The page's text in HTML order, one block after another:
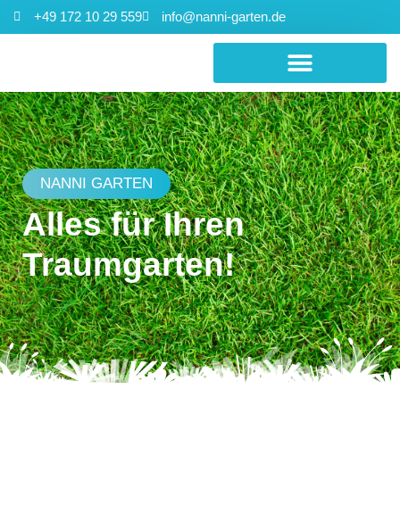
+49 172 10 29 559 info@nanni-garten.de
NANNI GARTEN
Alles für Ihren
Traumgarten!